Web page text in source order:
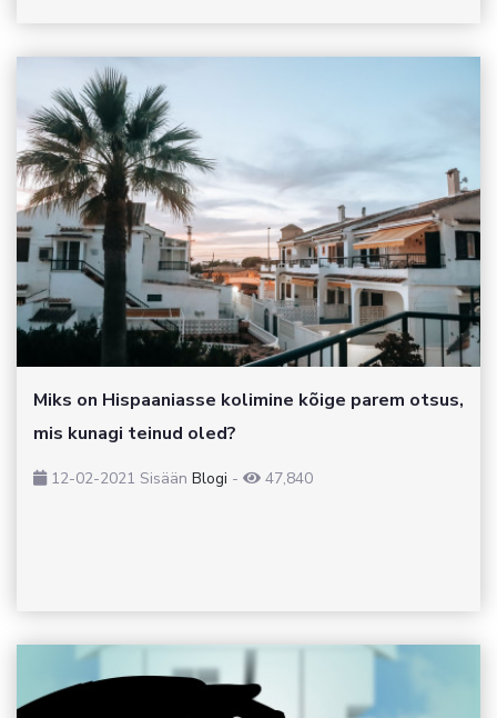
Miks on Hispaaniasse kolimine kõige parem otsus,
mis kunagi teinud oled?
12-02-2021 Sisään Blogi - 47,840